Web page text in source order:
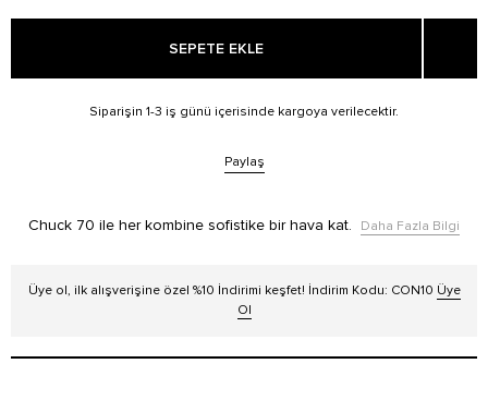
SEPETE EKLE
Siparişin 1-3 iş günü içerisinde kargoya verilecektir.
Paylaş
Chuck 70 ile her kombine sofistike bir hava kat. Daha Fazla Bilgi
Üye ol, ilk alışverişine özel %10 İndirimi keşfet! İndirim Kodu: CON10 Üye
Ol